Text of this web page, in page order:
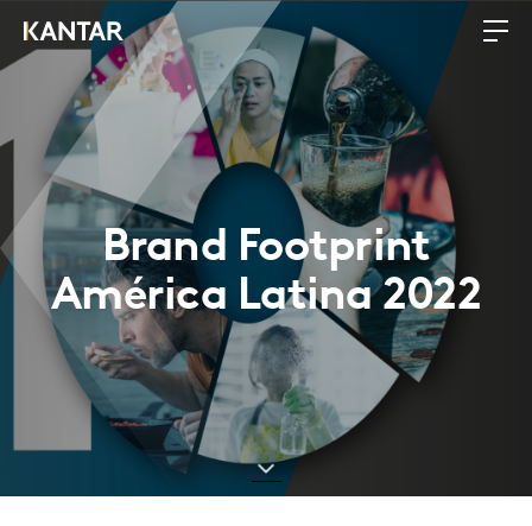
Brand Footprint
América Latina 2022